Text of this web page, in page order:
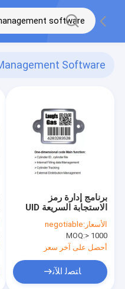
Software
برنامج إدارة رمز
الاستجابة السريعة UID
CNEX
الأسعار:negotiable
MOQ:> 1000
أحصل على آخر سعر
ﺎﺘﺼﻟ ﺍﻶﻧ